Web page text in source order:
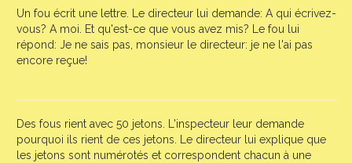
Un fou écrit une lettre. Le directeur lui demande: A qui écrivez-
vous? A moi. Et qu'est-ce que vous avez mis? Le fou lui
répond: Je ne sais pas, monsieur le directeur: je ne l'ai pas
encore reçue!
Des fous rient avec 50 jetons. L'inspecteur leur demande
pourquoi ils rient de ces jetons. Le directeur lui explique que
les jetons sont numérotés et correspondent chacun à une